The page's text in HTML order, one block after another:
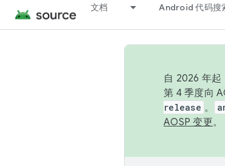
文档 Android 代码搜
自 2026 年起
第 4 季度向
release 。
AOSP 变更。